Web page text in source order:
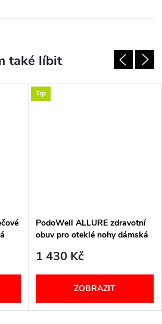
Tip
PodoWell ALLURE zdravotní
obuv pro oteklé nohy dámská
1 430 Kč
ZOBRAZIT